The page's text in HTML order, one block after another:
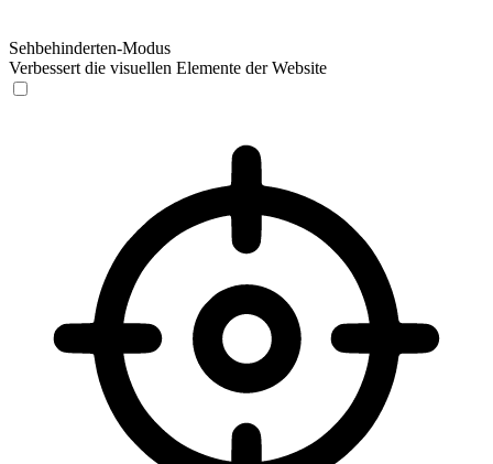
Sehbehinderten-Modus
Verbessert die visuellen Elemente der Website